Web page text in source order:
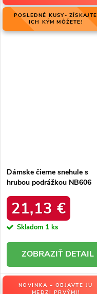
POSLEDNÉ KUSY- ZÍSKAJTE
ICH KÝM MÔŽETE!
Dámske čierne snehule s
hrubou podrážkou NB606
21,13 €
Skladom 1 ks
DETAIL
NOVINKA – OBJAVTE JU
MEDZI PRVÝMI!